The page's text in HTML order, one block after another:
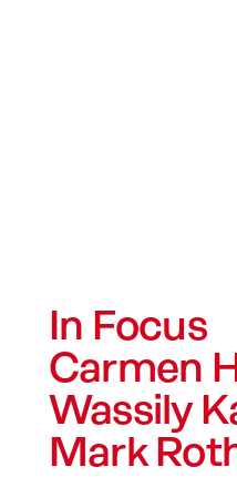
In Focus
Carmen
Wassily
Mark